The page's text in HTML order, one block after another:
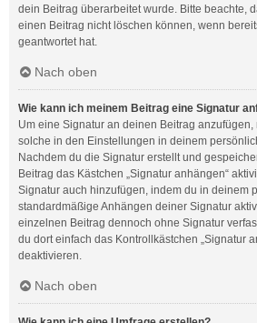
dein Beitrag überarbeitet wurde. Bitte beachte,
einen Beitrag nicht löschen können, wenn
geantwortet hat.
Nach oben
Wie kann ich meinem Beitrag eine Signatur
Um eine Signatur an deinen Beitrag anzufügen,
solche in den Einstellungen in deinem
Nachdem du die Signatur erstellt und
Beitrag das Kästchen „Signatur anhängen“
Signatur auch hinzufügen, indem du in deinem
standardmäßige Anhängen deiner Signatur
einzelnen Beitrag dennoch ohne Signatur
du dort einfach das Kontrollkästchen „Signatur
deaktivieren.
Nach oben